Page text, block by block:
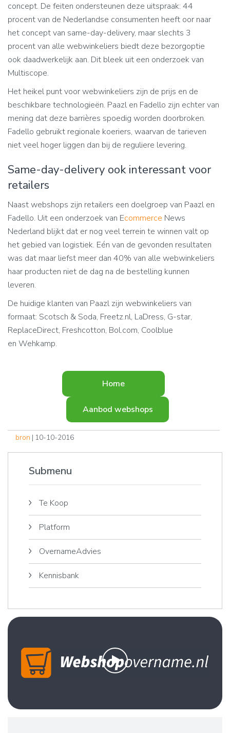
concept. De feiten ondersteunen deze uitspraak: 44
procent van de Nederlandse consumenten heeft oor naar
het concept van same-day-delivery, maar slechts 3
procent van alle webwinkeliers biedt deze bezorgoptie
ook daadwerkelijk aan. Dit bleek uit een onderzoek van
Multiscope.
Het heikel punt voor webwinkeliers zijn de prijs en de
beschikbare technologieën. Paazl en Fadello zijn echter van
mening dat deze barrières spoedig worden doorbroken.
Fadello gebruikt regionale koeriers, waarvan de tarieven
niet veel hoger liggen dan bij de reguliere levering.
Same-day-delivery ook interessant voor
retailers
Naast webshops zijn retailers een doelgroep van Paazl en
Fadello. Uit een onderzoek van Ecommerce News
Nederland blijkt dat er nog veel terrein te winnen valt op
het gebied van logistiek. Eén van de gevonden resultaten
was dat maar liefst meer dan 40% van alle webwinkeliers
haar producten niet de dag na de bestelling kunnen
leveren.
De huidige klanten van Paazl zijn webwinkeliers van
formaat: Scotsch & Soda, Freetz.nl, LaDress, G-star,
ReplaceDirect, Freshcotton, Bol.com, Coolblue
en Wehkamp.
Home
Aanbod webshops
bron | 10-10-2016
Submenu
Te Koop
Platform
OvernameAdvies
Kennisbank